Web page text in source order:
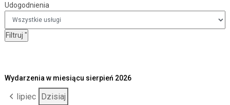
Udogodnienia
Filtruj Udogodnienia
"
Wydarzenia w miesiącu sierpień 2026
lipiec Dzisiaj